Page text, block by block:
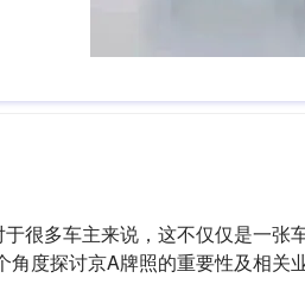
很多车主来说，这不仅仅是一
度探讨京A牌照的重要性及相关